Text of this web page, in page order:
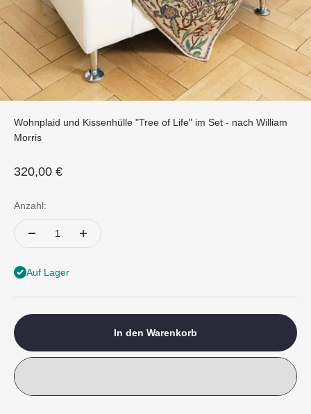
Wohnplaid und Kissenhülle "Tree of Life" im Set - nach William
Morris
Angebot
320,00 €
Anzahl:
Auf Lager
In den Warenkorb